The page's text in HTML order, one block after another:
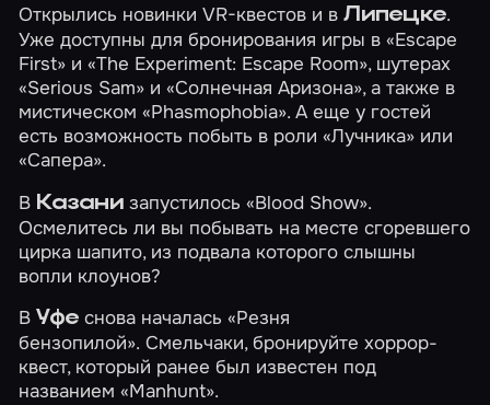
Открылись новинки VR-квестов и вЛипецке.
Уже доступны для бронирования игры в«Escape
First» и«The Experiment: Escape Room», шутерах
«Serious Sam» и«Солнечная Аризона», а также в
мистическом«Phasmophobia». А еще у гостей
есть возможность побыть в роли«Лучника» или
«Сапера».
В Казанизапустилось «Blood Show».
Осмелитесь ли вы побывать на месте сгоревшего
цирка шапито, из подвала которого слышны
вопли клоунов?
ВУфе снова началась«Резня
бензопилой». Смельчаки, бронируйте хоррор-
квест, который ранее был известен под
названием «Manhunt».